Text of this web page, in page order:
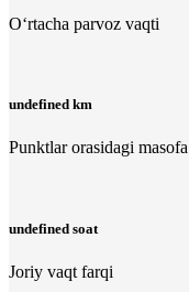
O‘rtacha parvoz vaqti
undefined km
Punktlar orasidagi masofa
undefined soat
Joriy vaqt farqi